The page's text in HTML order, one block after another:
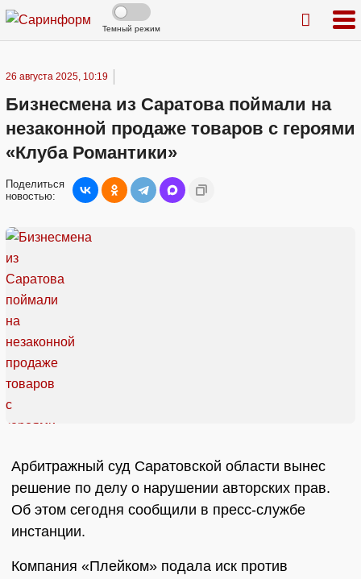
Темный режим
26 августа 2025, 10:19
Бизнесмена из Саратова поймали на
незаконной продаже товаров с героями
«Клуба Романтики»
Поделиться
новостью:
Арбитражный суд Саратовской области вынес
решение по делу о нарушении авторских прав.
Об этом сегодня сообщили в пресс-службе
инстанции.
Компания «Плейком» подала иск против